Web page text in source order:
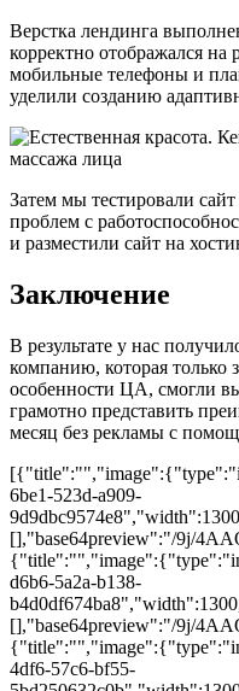
Верстка лендинга
корректно отображался на
мобильные телефоны и
уделили созданию
Затем мы тестировали
проблем с
и разместили сайт на
Заключение
В результате у нас
компанию, которая только
особенности ЦА, смогли
грамотно представить
месяц без рекламы с
6be1-523d-a909-
[],"base64preview":"/9j/
d6b6-5a2a-b138-
[],"base64preview":"/9j/
4df6-57c6-bf55-